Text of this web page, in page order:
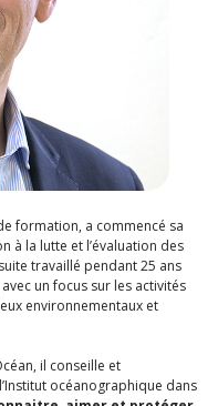
formation, a commencé sa
à la lutte et l’évaluation des
travaillé pendant 25 ans
un focus sur les activités
environnementaux et
il conseille et
océanographique dans